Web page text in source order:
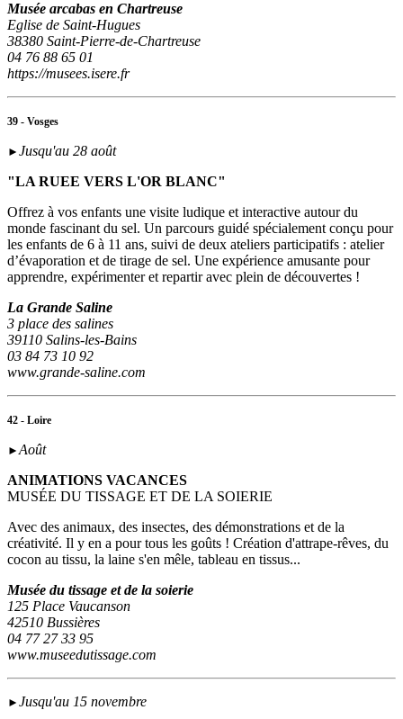
Musée arcabas en Chartreuse
Eglise de Saint-Hugues
38380 Saint-Pierre-de-Chartreuse
04 76 88 65 01
https://musees.isere.fr
39 - Vosges
► Jusqu'au 28 août
"LA RUEE VERS L'OR BLANC"
Offrez à vos enfants une visite ludique et interactive autour du
monde fascinant du sel. Un parcours guidé spécialement conçu pour
les enfants de 6 à 11 ans, suivi de deux ateliers participatifs : atelier
d’évaporation et de tirage de sel. Une expérience amusante pour
apprendre, expérimenter et repartir avec plein de découvertes !
La Grande Saline
3 place des salines
39110 Salins-les-Bains
03 84 73 10 92
www.grande-saline.com
42 - Loire
►Août
ANIMATIONS VACANCES
MUSÉE DU TISSAGE ET DE LA SOIERIE
Avec des animaux, des insectes, des démonstrations et de la
créativité. Il y en a pour tous les goûts ! Création d'attrape-rêves, du
cocon au tissu, la laine s'en mêle, tableau en tissus...
Musée du tissage et de la soierie
125 Place Vaucanson
42510 Bussières
04 77 27 33 95
www.museedutissage.com
► Jusqu'au 15 novembre